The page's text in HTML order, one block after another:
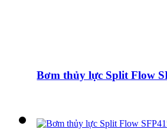
Bơm thủy lực Split Flow